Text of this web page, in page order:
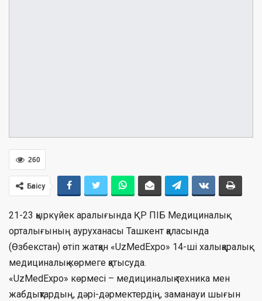
260
Бөлісу
21-23 қыркүйек аралығында ҚР ПІБ Медициналық
орталығының ауруханасы Ташкент қаласында
(Өзбекстан) өтіп жатқан «UzMedExpo» 14-ші халықаралық
медициналық көрмеге қатысуда.
«UzMedExpo» көрмесі – медициналық техника мен
жабдықтардың, дәрі-дәрмектердің, заманауи шығын